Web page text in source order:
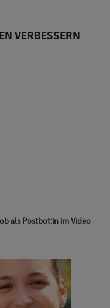
VERBESSERN
als Postbot:in im Video